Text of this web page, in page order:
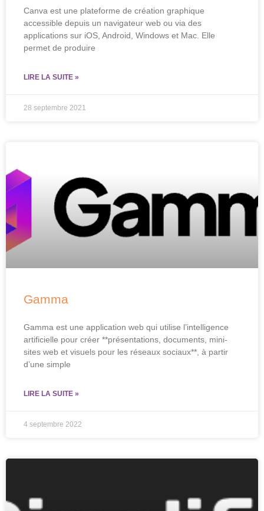
Canva est une plateforme de création graphique
accessible depuis un navigateur web ou via des
applications sur iOS, Android, Windows et Mac. Elle
permet de produire
LIRE LA SUITE »
28 septembre 2021
Gamma
Gamma est une application web qui utilise l’intelligence
artificielle pour créer **présentations, documents, mini-
sites web et visuels pour les réseaux sociaux**, à partir
d’une simple
LIRE LA SUITE »
4 septembre 2022